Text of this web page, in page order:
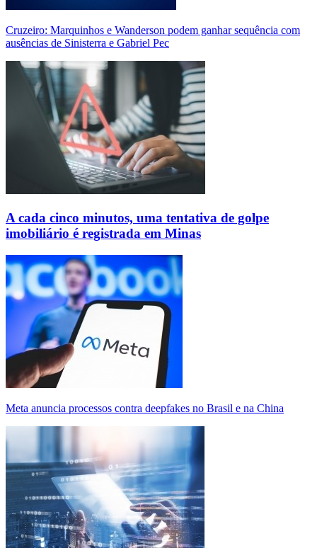
Cruzeiro: Marquinhos e Wanderson podem ganhar sequência com
ausências de Sinisterra e Gabriel Pec
A cada cinco minutos, uma tentativa de golpe
imobiliário é registrada em Minas
Meta anuncia processos contra deepfakes no Brasil e na China